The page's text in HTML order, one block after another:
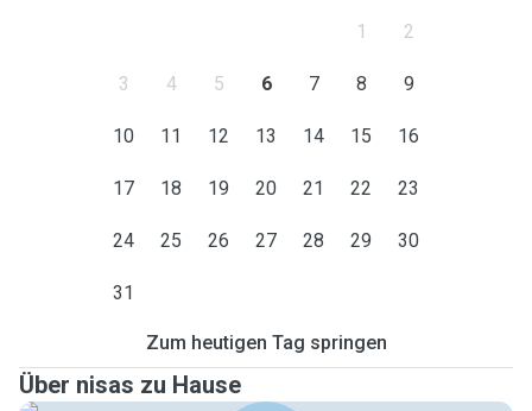
1 2
3 4 5 6 7 8 9
10 11 12 13 14 15 16
17 18 19 20 21 22 23
24 25 26 27 28 29 30
31
Zum heutigen Tag springen
Über nisas zu Hause